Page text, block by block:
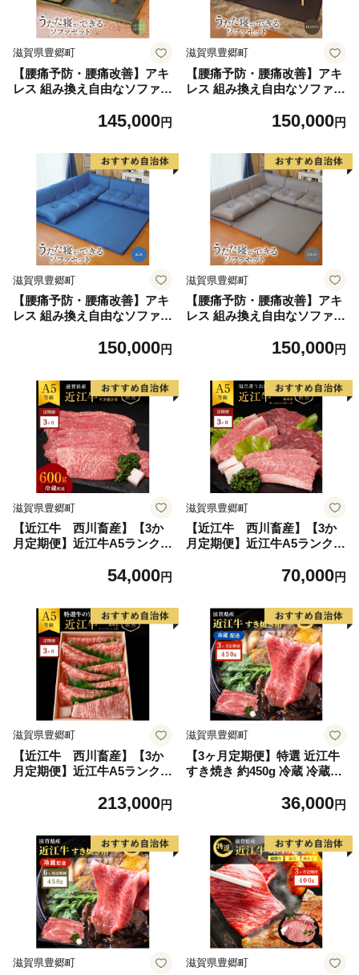
滋賀県豊郷町
【腰痛予防・腰痛改善】アキ
レス 組み換え自由なソファと
腰痛改善 日本製 グリーン ソ
マット 寝具 家具 インテリア
滋賀県 豊郷町
145,000円
滋賀県豊郷町
【腰痛予防・腰痛改善】アキ
レス 組み換え自由なソファと
腰痛改善 日本製 ブラウン ソ
マット 寝具 家具 インテリア
滋賀県 豊郷町
150,000円
滋賀県豊郷町
【腰痛予防・腰痛改善】アキ
レス 組み換え自由なソファと
る ソファセット 日本製 ブル
グ マット 寝具 家具 インテリ
ア 滋賀県 豊郷町 コスパ
150,000円
滋賀県豊郷町
【腰痛予防・腰痛改善】アキ
レス 組み換え自由なソファと
ソファセット 日本製 グレー
痛改善 ラグ マット 寝具 家具
インテリア 滋賀県 豊郷町
150,000円
滋賀県豊郷町
【近江牛 西川畜産】【3か
月定期便】近江牛A5ランク雌
54,000円
滋賀県豊郷町
【近江牛 西川畜産】【3か
月定期便】近江牛A5ランク雌
70,000円
滋賀県豊郷町
【近江牛 西川畜産】【3か
月定期便】近江牛A5ランク雌
213,000円
滋賀県豊郷町
【3ヶ月定期便】特選 近江牛
すき焼き 約450g 冷蔵 冷蔵配
モ すきやき すき焼き肉 すき
36,000円
滋賀県豊郷町 滋賀県豊郷町